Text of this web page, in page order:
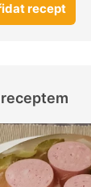
recept